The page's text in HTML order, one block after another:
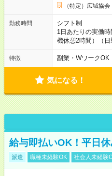
（特定）広域協
勤務時間
シフト制
1日あたりの実働
機休憩2時間）（
特徴 副業・WワークOK
気になる！
給与即払いOK！平日
派遣 職種未経験OK 社会人未経験